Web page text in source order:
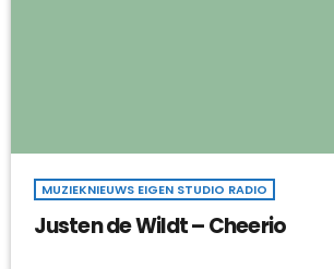
MUZIEKNIEUWS EIGEN STUDIO RADIO
Justen de Wildt – Cheerio